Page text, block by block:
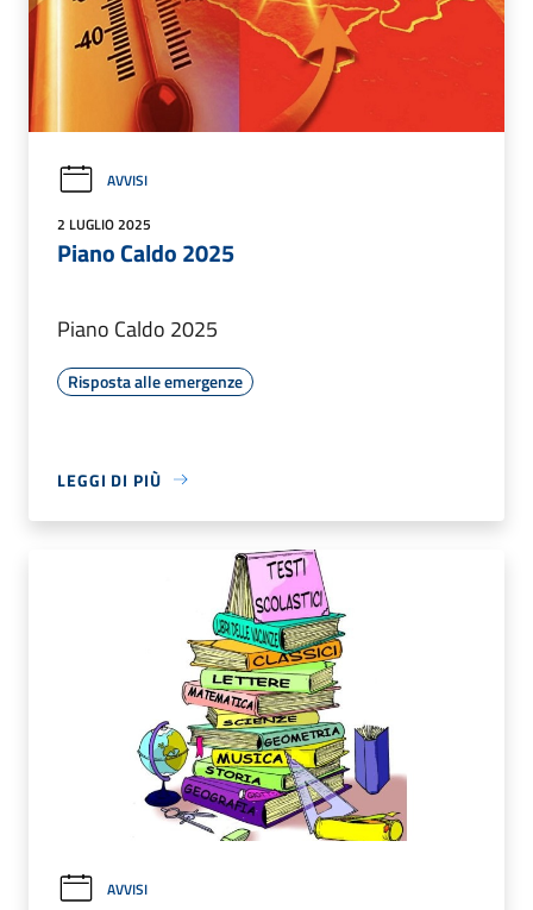
AVVISI
2 LUGLIO 2025
Piano Caldo 2025
Piano Caldo 2025
Risposta alle emergenze
LEGGI DI PIÙ
AVVISI